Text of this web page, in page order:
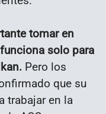
tomar en
solo para
Pero los
que su
trabajar en la